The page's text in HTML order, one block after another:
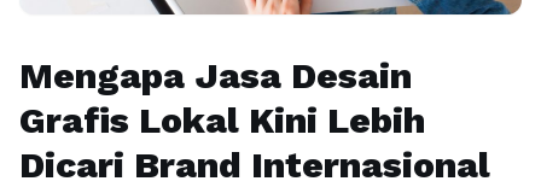
Mengapa Jasa Desain
Grafis Lokal Kini Lebih
Dicari Brand Internasional